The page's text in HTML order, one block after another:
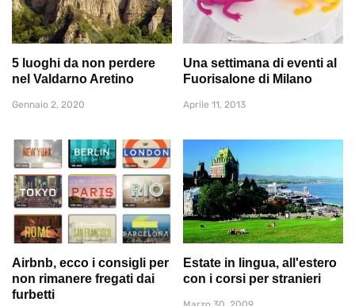
5 luoghi da non perdere
nel Valdarno Aretino
Gennaio 2, 2020
Una settimana di eventi al
Fuorisalone di Milano
Aprile 11, 2013
Airbnb, ecco i consigli per
non rimanere fregati dai
furbetti
Estate in lingua, all'estero
con i corsi per stranieri